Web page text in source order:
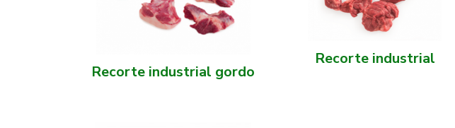
Recorte industrial gordo
Recorte industrial